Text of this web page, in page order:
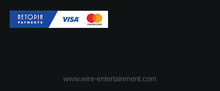
www.wire-entertainment.com